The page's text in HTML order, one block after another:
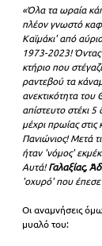
«Όλα τα ωραία
πλέον γνωστό
Καϊμάκι' από
1973-2023! Όντας
κτήριο που
ραντεβού τα
ανεκτικότητα
απίστευτο στέκι 5
μέχρι πρωίας
Πανιώνιος! Μετά
ήταν 'νόμος'
Αυτά! Γαλαξίας,
'οχυρό' που έπεσε
Οι αναμνήσεις
μυαλό του: